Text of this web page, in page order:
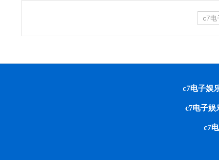
c7电
c7电子娱
c7电子娱
c7